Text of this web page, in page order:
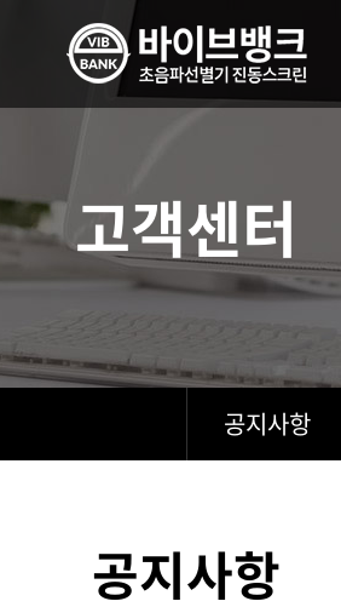
고객센터
공지사항
공지사항